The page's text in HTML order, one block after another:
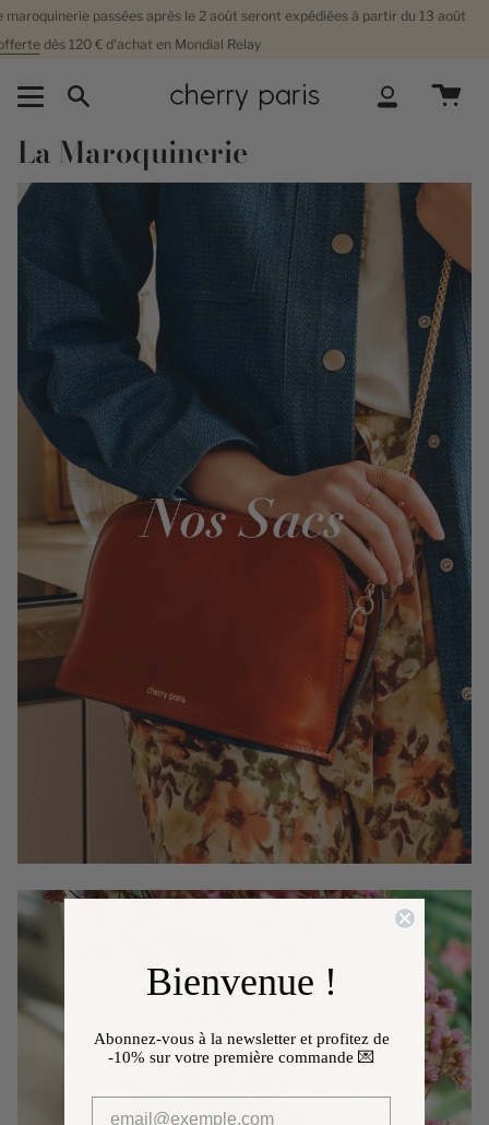
Passer
contenu
page
passées après le 2 août seront expédiées à partir du 13 août
dès 120 €d'achat enMondial Relay
Recherche Compte
La Maroquinerie
Bienvenue !
Abonnez-vous à la newsletter et profitez de
-10% sur votre première commande 💌